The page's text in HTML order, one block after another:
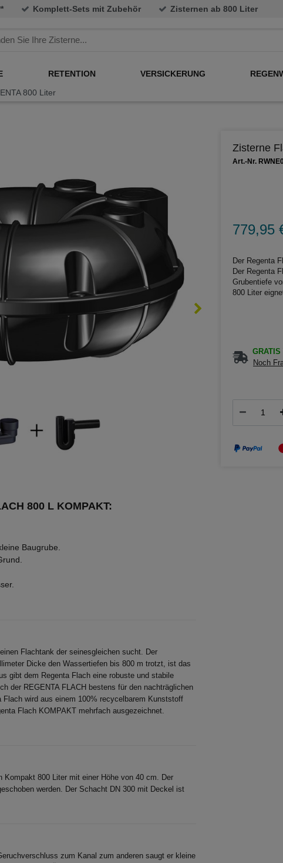
Komplett-Sets mit Zubehör Zisternen ab 800 Liter
RETENTION VERSICKERUNG
800 Liter
Zisterne
Art.-Nr.
779,95
Der Regenta
Der Regenta
Grubentiefe
800 Liter
Noch
800 L KOMPAKT:
Baugrube.
Flachtank der seinesgleichen sucht. Der
Dicke den Wassertiefen bis 800 m trotzt, ist das
gibt dem Regenta Flach eine robuste und stabile
der REGENTA FLACH bestens für den nachträglichen
wird aus einem 100% recycelbarem Kunststoff
Flach KOMPAKT mehrfach ausgezeichnet.
Kompakt 800 Liter mit einer Höhe von 40 cm. Der
werden. Der Schacht DN 300 mit Deckel ist
zum Kanal zum anderen saugt er kleine